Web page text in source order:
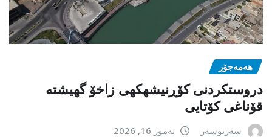
هەمەجۆر
دروستکردنی کۆڕنیشهكهی زاخۆ گهیشته
قۆناغی کۆتایی
سەرنوسەر تەموز 16, 2026